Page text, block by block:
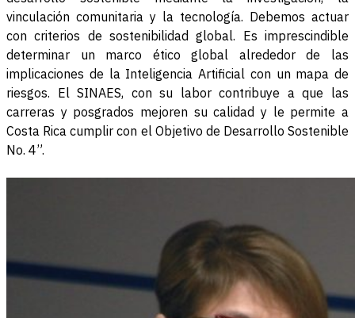
vinculación comunitaria y la tecnología. Debemos actuar
con criterios de sostenibilidad global. Es imprescindible
determinar un marco ético global alrededor de las
implicaciones de la Inteligencia Artificial con un mapa de
riesgos. El SINAES, con su labor contribuye a que las
carreras y posgrados mejoren su calidad y le permite a
Costa Rica cumplir con el Objetivo de Desarrollo Sostenible
No. 4”.